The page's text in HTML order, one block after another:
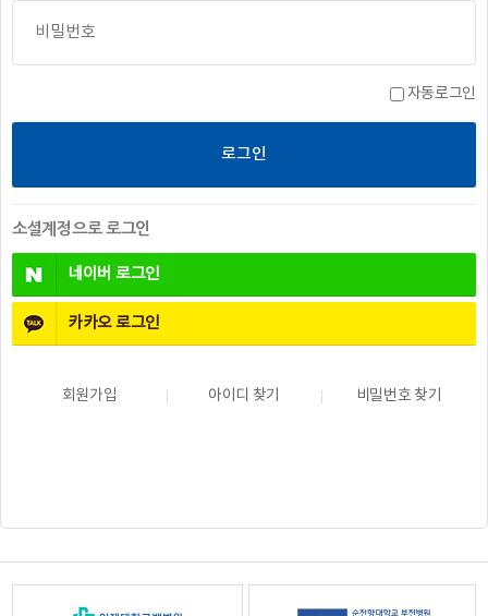
자동로그인
소셜계정으로 로그인
네이버 로그인
카카오로그인
회원가입 아이디 찾기 비밀번호 찾기